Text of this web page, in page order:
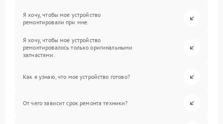
Я хочу, чтобы мое устройство
ремонтировали при мне.
Я хочу, чтобы мое устройство
ремонтировалось только оригинальными
запчастями.
Как я узнаю, что мое устройство готово?
От чего зависит срок ремонта техники?